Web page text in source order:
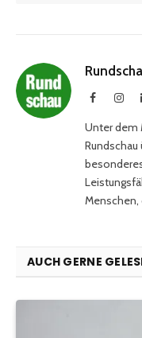
Facebook
Unter dem
Rundschau
Menschen,
AUCH GERNE